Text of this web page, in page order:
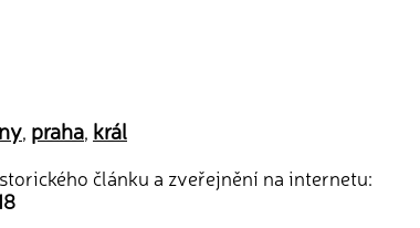
praha král
článku a zveřejnění na internetu: